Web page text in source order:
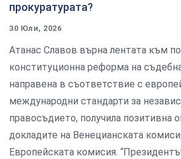
прокуратурата?
30 Юли, 2026
Атанас Славов върна лентата към
конституционна реформа на
направена в съответствие с
международни стандарти за
правосъдието, получила позитивна
докладите на Венецианската
Европейската комисия.